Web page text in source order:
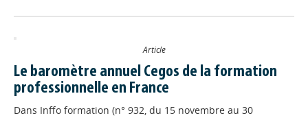
Article
Le baromètre annuel Cegos de la formation
professionnelle en France
Dans Inffo formation (n° 932, du 15 novembre au 30